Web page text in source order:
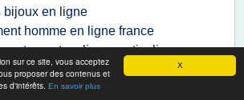
X
sur ce site, vous acceptez
proposer des contenus et
d'intérêts. En savoir plus
bijoux en ligne
homme en ligne france
vetement en ligne particulier
de table
en ligne